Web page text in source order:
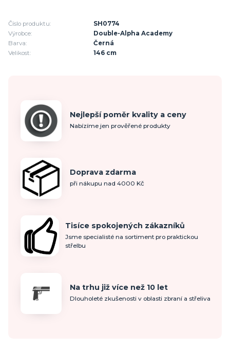
Číslo produktu:
SH0774
Výrobce:
Double-Alpha Academy
Barva:
Černá
Velikost:
146 cm
Nejlepší poměr kvality a ceny
Nabízíme jen prověřené produkty
Doprava zdarma
při nákupu nad 4000 Kč
Tisíce spokojených zákazníků
Jsme specialisté na sortiment pro praktickou
střelbu
Na trhu již více než 10 let
Dlouholeté zkušenosti v oblasti zbraní a střeliva